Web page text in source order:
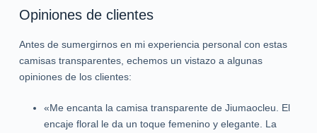
Opiniones de clientes
Antes de sumergirnos en mi experiencia personal con estas
camisas transparentes, echemos un vistazo a algunas
opiniones de los clientes:
«Me encanta la camisa transparente de Jiumaocleu. El
encaje floral le da un toque femenino y elegante. La